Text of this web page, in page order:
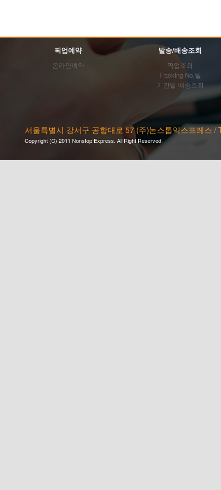
픽업예약 발송/배송조회
온라인예약
픽업조회
Tracking No.별
기간별 배송조회
서울특별시 강서구 공항대로 57 (주)논스톱익스프레스 /
Copyright (C) 2011 Nonstop Express. All Right Reserved.